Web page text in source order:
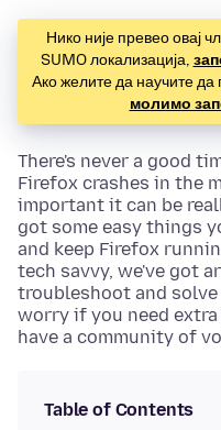
Нико није превео овај
SUMO локализација,
Ако желите да научите да
молимо
There's never a good
Firefox crashes in the
important it can be
got some easy things
and keep Firefox
tech savvy, we've got
troubleshoot and
worry if you need
have a community of
Table of Contents